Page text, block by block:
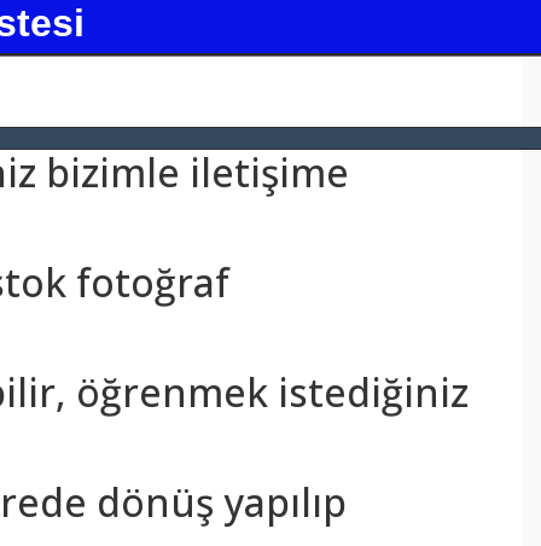
bizimle iletişime
fotoğraf
öğrenmek istediğiniz
dönüş yapılıp